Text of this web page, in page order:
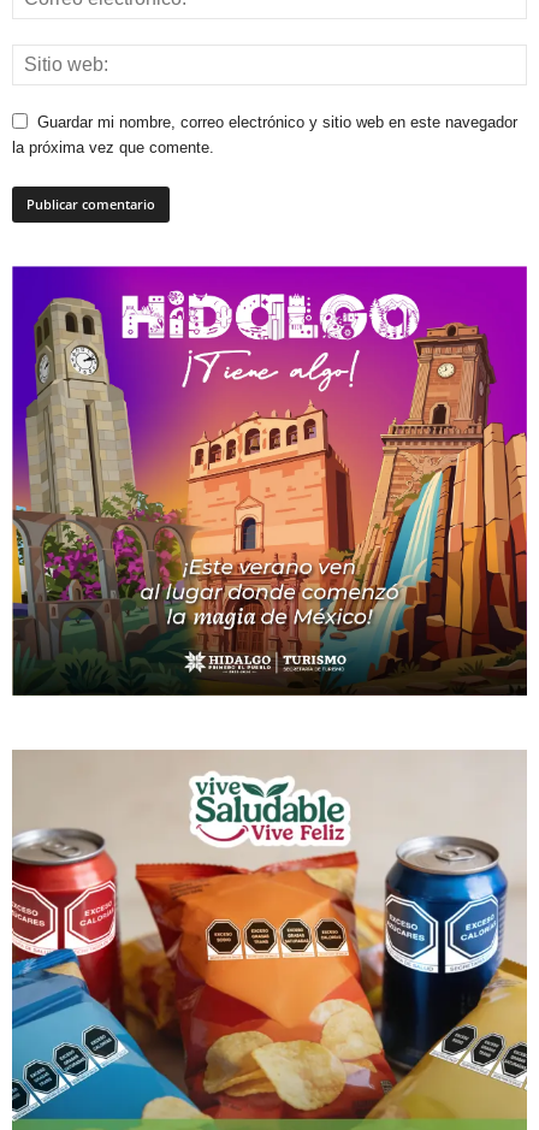
Guardar mi nombre, correo electrónico y sitio web en este navegador
la próxima vez que comente.